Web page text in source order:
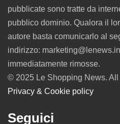
pubblicate sono tratte da
pubblico dominio. Qualora il
autore basta comunicarlo al
indirizzo:
immediatamente rimosse.
© 2025 Le Shopping News.
Privacy & Cookie policy
Seguici